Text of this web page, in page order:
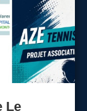
Le